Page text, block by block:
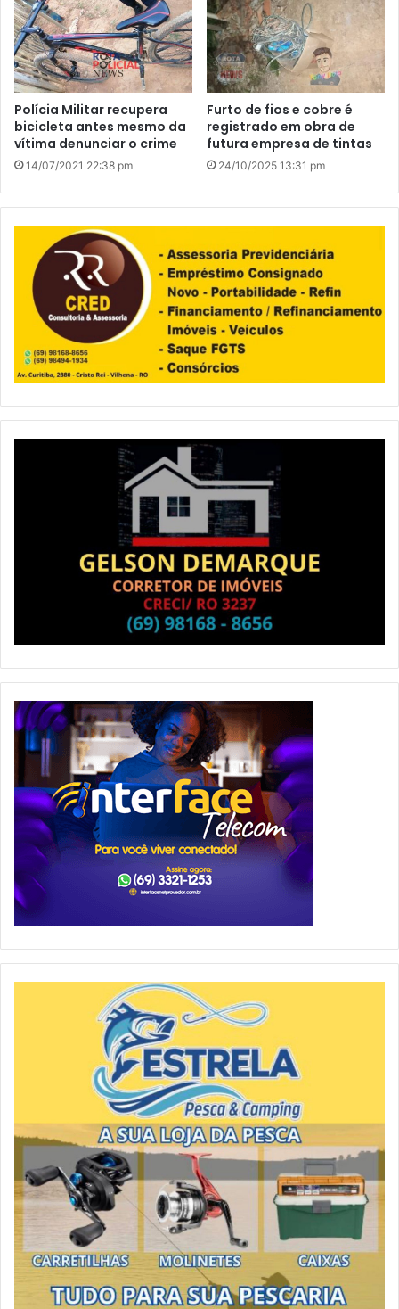
Polícia Militar recupera
bicicleta antes mesmo da
vítima denunciar o crime
14/07/2021 22:38 pm
Furto de fios e cobre é
registrado em obra de
futura empresa de tintas
24/10/2025 13:31 pm